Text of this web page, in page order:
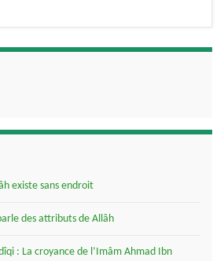
existe sans endroit
des attributs de Allâh
: La croyance de l’Imâm Ahmad Ibn